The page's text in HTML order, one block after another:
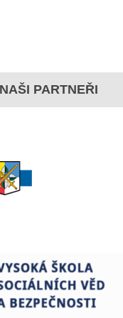
NAŠI PARTNEŘI